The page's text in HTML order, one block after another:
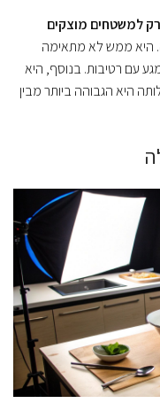
למשטחים מוצקים
היא ממש לא מתאימה
עם רטיבות. בנוסף, היא
היא הגבוהה ביותר מבין